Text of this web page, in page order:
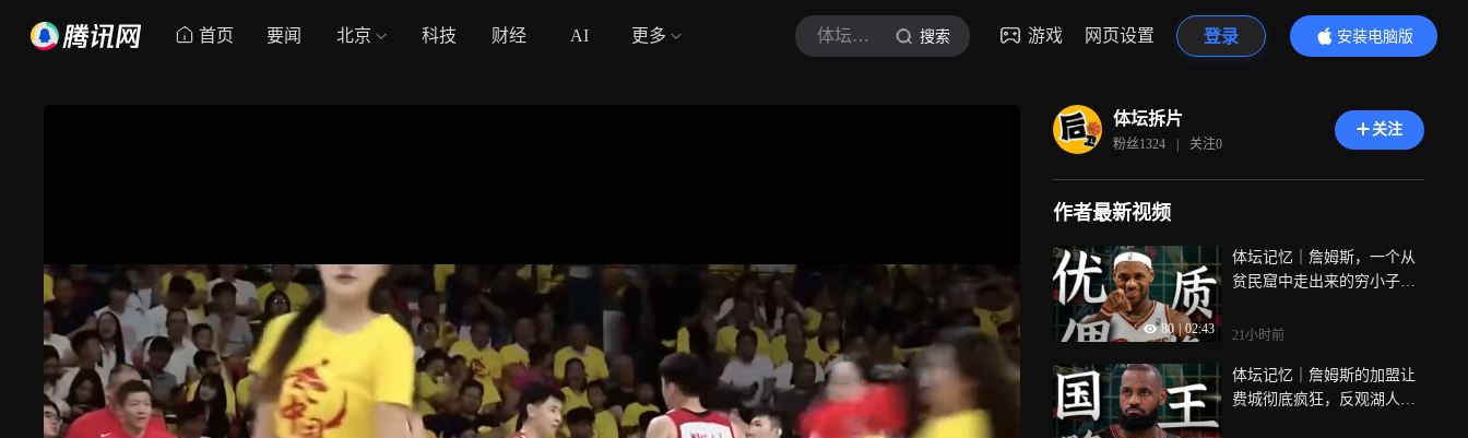
首页 要闻 北京 科技 财经 AI 更多 体坛拆片 搜索 游戏 网页设置 登录
安装电脑版
内容更精彩
体坛拆片
粉丝1324 | 关注0
关注
作者最新视频
80 | 02:43
体坛记忆｜詹姆斯，一个从
贫民窟中走出来的穷小子，
21小时前
体坛记忆｜詹姆斯的加盟让
费城彻底疯狂，反观湖人却